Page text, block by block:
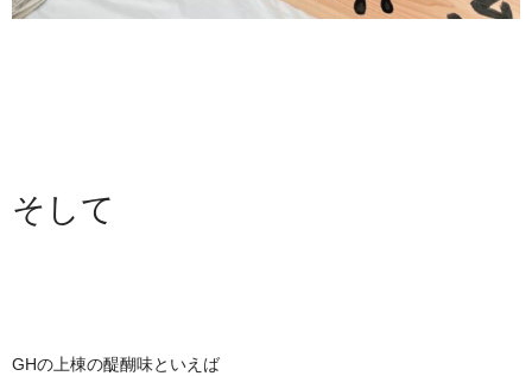
そして
GHの上棟の醍醐味といえば